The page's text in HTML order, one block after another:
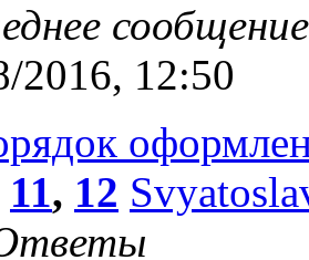
2016, 12:50
11, 12